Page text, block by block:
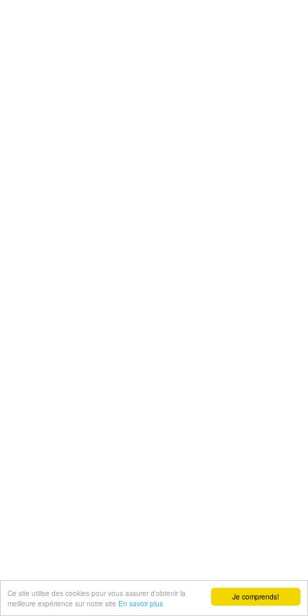
Je comprends!
Ce site utilise des cookies pour vous assurer d'obtenir la
meilleure expérience sur notre site En savoir plus